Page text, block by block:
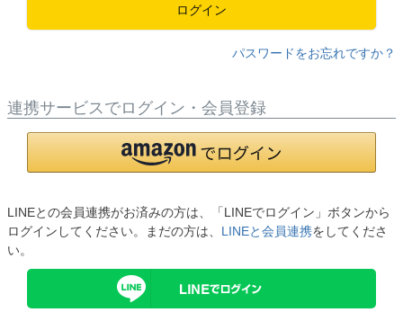
ログイン
パスワードをお忘れですか？
連携サービスでログイン・会員登録
LINEとの会員連携がお済みの方は、「LINEでログイン」ボタンから
ログインしてください。まだの方は、 LINEと会員連携をしてくださ
い。